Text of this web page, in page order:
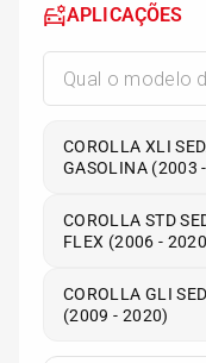
APLICAÇÕES
COROLLA XLI
GASOLINA (2003
COROLLA STD
FLEX (2006 -
COROLLA GLI
(2009 - 2020)